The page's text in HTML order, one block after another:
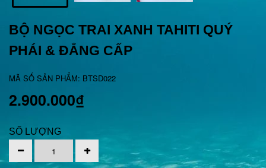
BỘ NGỌC TRAI XANH TAHITI QUÝ
PHÁI & ĐẲNG CẤP
MÃ SỐ SẢN PHẨM: BTSD022
2.900.000₫
SỐ LƯỢNG